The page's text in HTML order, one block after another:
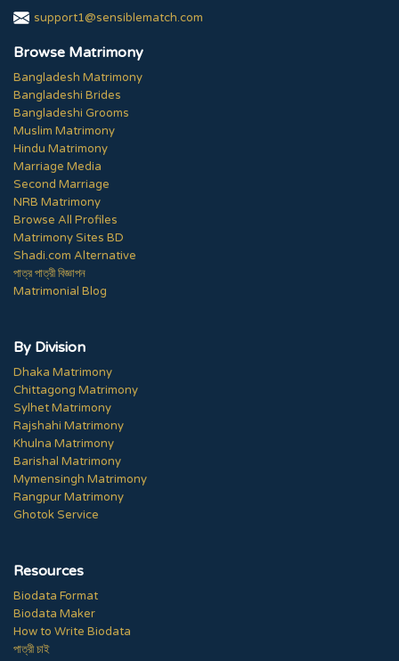
support1@sensiblematch.com
Browse Matrimony
Bangladesh Matrimony
Bangladeshi Brides
Bangladeshi Grooms
Muslim Matrimony
Hindu Matrimony
Marriage Media
Second Marriage
NRB Matrimony
Browse All Profiles
Matrimony Sites BD
Shadi.com Alternative
পাত্র পাত্রী বিজ্ঞাপন
Matrimonial Blog
By Division
Dhaka Matrimony
Chittagong Matrimony
Sylhet Matrimony
Rajshahi Matrimony
Khulna Matrimony
Barishal Matrimony
Mymensingh Matrimony
Rangpur Matrimony
Ghotok Service
Resources
Biodata Format
Biodata Maker
How to Write Biodata
পাত্রী চাই